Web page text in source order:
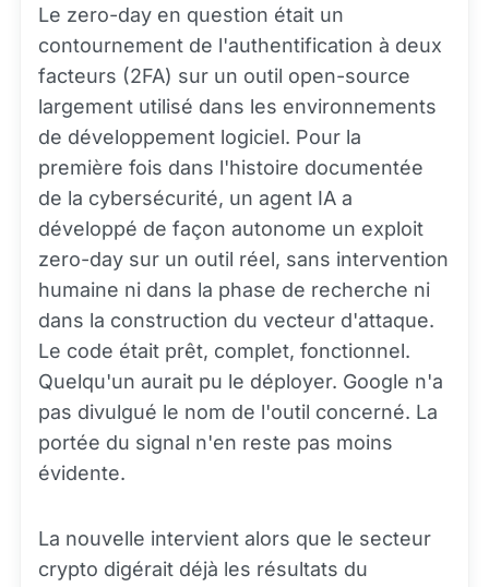
Le zero-day en question était un
contournement de l'authentification à deux
facteurs (2FA) sur un outil open-source
largement utilisé dans les environnements
de développement logiciel. Pour la
première fois dans l'histoire documentée
de la cybersécurité, un agent IA a
développé de façon autonome un exploit
zero-day sur un outil réel, sans intervention
humaine ni dans la phase de recherche ni
dans la construction du vecteur d'attaque.
Le code était prêt, complet, fonctionnel.
Quelqu'un aurait pu le déployer. Google n'a
pas divulgué le nom de l'outil concerné. La
portée du signal n'en reste pas moins
évidente.
La nouvelle intervient alors que le secteur
crypto digérait déjà les résultats du